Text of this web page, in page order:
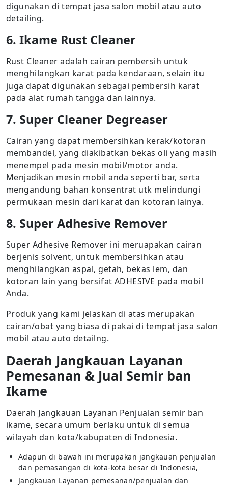
digunakan di tempat jasa salon mobil atau auto
detailing.
6. Ikame Rust Cleaner
Rust Cleaner adalah cairan pembersih untuk
menghilangkan karat pada kendaraan, selain itu
juga dapat digunakan sebagai pembersih karat
pada alat rumah tangga dan lainnya.
7. Super Cleaner Degreaser
Cairan yang dapat membersihkan kerak/kotoran
membandel, yang diakibatkan bekas oli yang masih
menempel pada mesin mobil/motor anda.
Menjadikan mesin mobil anda seperti bar, serta
mengandung bahan konsentrat utk melindungi
permukaan mesin dari karat dan kotoran lainya.
8. Super Adhesive Remover
Super Adhesive Remover ini meruapakan cairan
berjenis solvent, untuk membersihkan atau
menghilangkan aspal, getah, bekas lem, dan
kotoran lain yang bersifat ADHESIVE pada mobil
Anda.
Produk yang kami jelaskan di atas merupakan
cairan/obat yang biasa di pakai di tempat jasa salon
mobil atau auto detailng.
Daerah Jangkauan Layanan
Pemesanan & Jual Semir ban
Ikame
Daerah Jangkauan Layanan Penjualan semir ban
ikame, secara umum berlaku untuk di semua
wilayah dan kota/kabupaten di Indonesia.
Adapun di bawah ini merupakan jangkauan penjualan
dan pemasangan di kota-kota besar di Indonesia,
Jangkauan Layanan pemesanan/penjualan dan